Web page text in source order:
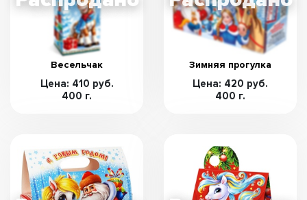
Весельчак
Цена: 410 руб.
400 г.
Зимняя прогулка
Цена: 420 руб.
400 г.